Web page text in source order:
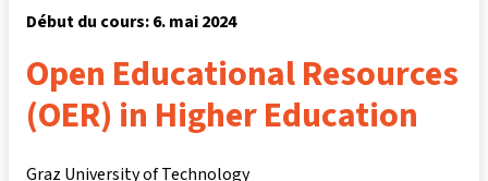
Début du cours: 6. mai 2024
Open Educational Resources
(OER) in Higher Education
Graz University of Technology